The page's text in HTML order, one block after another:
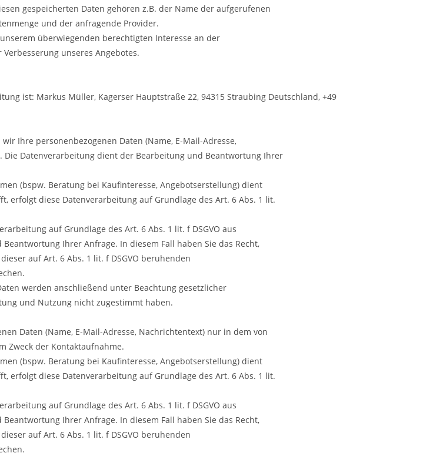
gespeicherten Daten gehören z.B. der Name der aufgerufenen
und der anfragende Provider.
überwiegenden berechtigten Interesse an der
unseres Angebotes.
ist: Markus Müller, Kagerser Hauptstraße 22, 94315 Straubing Deutschland, +49
Ihre personenbezogenen Daten (Name, E-Mail-Adresse,
Datenverarbeitung dient der Bearbeitung und Beantwortung Ihrer
(bspw. Beratung bei Kaufinteresse, Angebotserstellung) dient
erfolgt diese Datenverarbeitung auf Grundlage des Art. 6 Abs. 1 lit.
auf Grundlage des Art. 6 Abs. 1 lit. f DSGVO aus
Ihrer Anfrage. In diesem Fall haben Sie das Recht,
auf Art. 6 Abs. 1 lit. f DSGVO beruhenden
werden anschließend unter Beachtung gesetzlicher
und Nutzung nicht zugestimmt haben.
Daten (Name, E-Mail-Adresse, Nachrichtentext) nur in dem von
Zweck der Kontaktaufnahme.
(bspw. Beratung bei Kaufinteresse, Angebotserstellung) dient
erfolgt diese Datenverarbeitung auf Grundlage des Art. 6 Abs. 1 lit.
auf Grundlage des Art. 6 Abs. 1 lit. f DSGVO aus
Ihrer Anfrage. In diesem Fall haben Sie das Recht,
auf Art. 6 Abs. 1 lit. f DSGVO beruhenden